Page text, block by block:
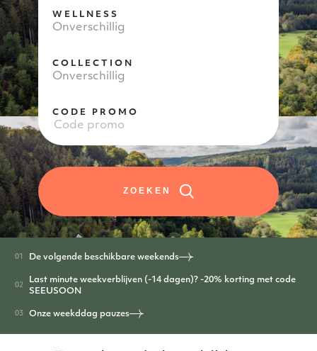
WELLNESS
Onverschillig
COLLECTION
Onverschillig
CODE PROMO
ZOEKEN
De volgende beschikbare weekends
Last minute weekverblijven (-14 dagen)? -20% korting met code
SEEUSOON
Onze weekddag pauzes